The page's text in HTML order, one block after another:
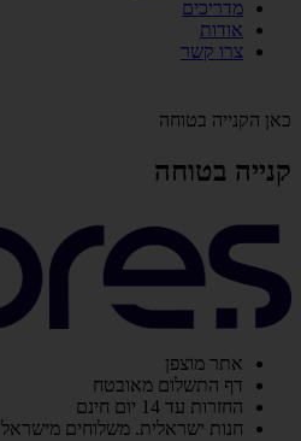
מדריכים
אודות
צרו קשר
כאן הקנייה בטוחה
קנייה בטוחה
אתר מוצפן
דף התשלום מאובטח
החזרות עד 14 יום חינם
חנות ישראלית. משלוחים מישראל